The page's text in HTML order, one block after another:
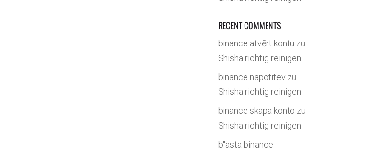
RECENT COMMENTS
binance atvērt kontu zu
Shisha richtig reinigen
binance napotitev zu
Shisha richtig reinigen
binance skapa konto zu
Shisha richtig reinigen
b"asta binance